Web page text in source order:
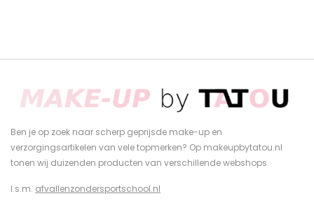
Ben je op zoek naar scherp geprijsde make-up en
verzorgingsartikelen van vele topmerken? Op makeupbytatou.nl
tonen wij duizenden producten van verschillende webshops.
I.s.m. afvallenzondersportschool.nl